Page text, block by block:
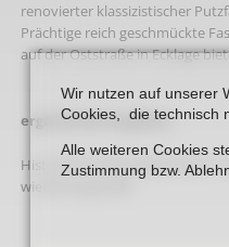
renovierter klassizistischer
Prächtige reich geschmückte
auf der Oststraße in Ecklage
ergänzende Angaben:
Historische Eingangssituation in
wiederhergestellt.
Wir nutzen auf unserer
Cookies, die technisch
Alle weiteren Cookies
Zustimmung bzw.